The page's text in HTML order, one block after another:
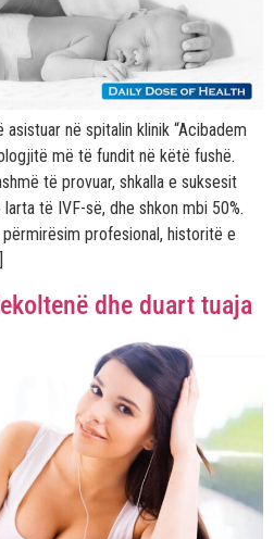
në spitalin klinik “Acibadem
më të fundit në këtë fushë.
të provuar, shkalla e suksesit
të IVF-së, dhe shkon mbi 50%.
profesional, historitë e
dhe duart tuaja